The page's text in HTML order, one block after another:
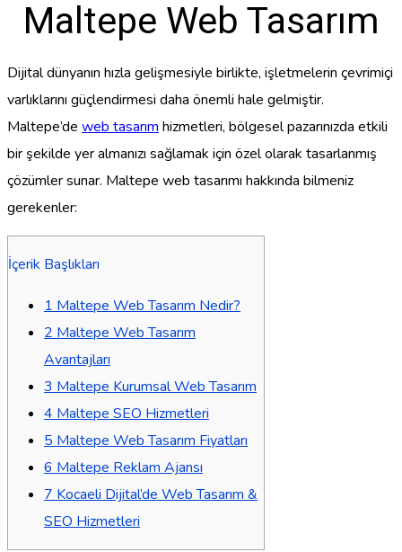
Maltepe Web Tasarım
Dijital dünyanın hızla gelişmesiyle birlikte, işletmelerin çevrimiçi
varlıklarını güçlendirmesi daha önemli hale gelmiştir.
Maltepe’de web tasarım hizmetleri, bölgesel pazarınızda etkili
bir şekilde yer almanızı sağlamak için özel olarak tasarlanmış
çözümler sunar. Maltepe web tasarımı hakkında bilmeniz
gerekenler:
İçerik Başlıkları
1 Maltepe Web Tasarım Nedir?
2 Maltepe Web Tasarım
Avantajları
3 Maltepe Kurumsal Web Tasarım
4 Maltepe SEO Hizmetleri
5 Maltepe Web Tasarım Fiyatları
6 Maltepe Reklam Ajansı
7 Kocaeli Dijital’de Web Tasarım &
SEO Hizmetleri